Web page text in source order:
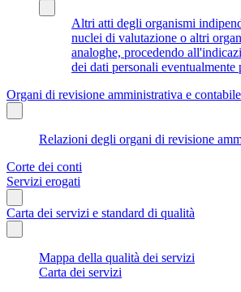
Altri atti degli organismi
nuclei di valutazione o altri
analoghe, procedendo
dei dati personali eventualmente
Organi di revisione amministrativa e contabile
Relazioni degli organi di revisione
Corte dei conti
Servizi erogati
Carta dei servizi e standard di qualità
Mappa della qualità dei servizi
Carta dei servizi